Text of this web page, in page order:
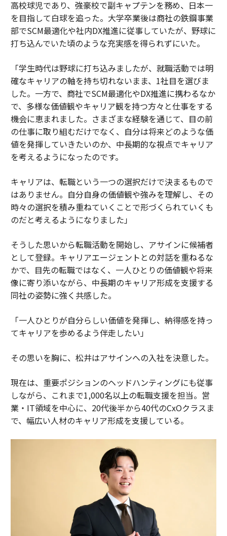
高校球児であり、強豪校で副キャプテンを務め、日本一
を目指して白球を追った。大学卒業後は商社の鉄鋼事業
部でSCM最適化や社内DX推進に従事していたが、野球に
打ち込んでいた頃のような充実感を得られずにいた。
「学生時代は野球に打ち込みましたが、就職活動では明
確なキャリアの軸を持ち切れないまま、1社目を選びま
した。一方で、商社でSCM最適化やDX推進に携わるなか
で、多様な価値観やキャリア観を持つ方々と仕事をする
機会に恵まれました。さまざまな経験を通じて、目の前
の仕事に取り組むだけでなく、自分は将来どのような価
値を発揮していきたいのか、中長期的な視点でキャリア
を考えるようになったのです。
キャリアは、転職という一つの選択だけで決まるもので
はありません。自分自身の価値観や強みを理解し、その
時々の選択を積み重ねていくことで形づくられていくも
のだと考えるようになりました」
そうした思いから転職活動を開始し、アサインに候補者
として登録。キャリアエージェントとの対話を重ねるな
かで、目先の転職ではなく、一人ひとりの価値観や将来
像に寄り添いながら、中長期のキャリア形成を支援する
同社の姿勢に強く共感した。
「一人ひとりが自分らしい価値を発揮し、納得感を持っ
てキャリアを歩めるよう伴走したい」
その思いを胸に、松井はアサインへの入社を決意した。
現在は、重要ポジションのヘッドハンティングにも従事
しながら、これまで1,000名以上の転職支援を担当。営
業・IT領域を中心に、20代後半から40代のCxOクラスま
で、幅広い人材のキャリア形成を支援している。